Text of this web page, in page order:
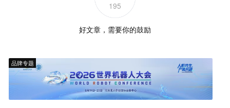
195
好文章，需要你的鼓励
品牌专题